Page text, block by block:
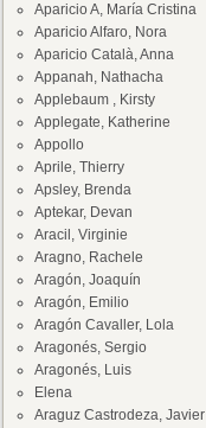
Aparicio A, María Cristina
Aparicio Alfaro, Nora
Aparicio Català, Anna
Appanah, Nathacha
Applebaum , Kirsty
Applegate, Katherine
Appollo
Aprile, Thierry
Apsley, Brenda
Aptekar, Devan
Aracil, Virginie
Aragno, Rachele
Aragón, Joaquín
Aragón, Emilio
Aragón Cavaller, Lola
Aragonés, Sergio
Aragonés, Luis
Elena
Araguz Castrodeza, Javier